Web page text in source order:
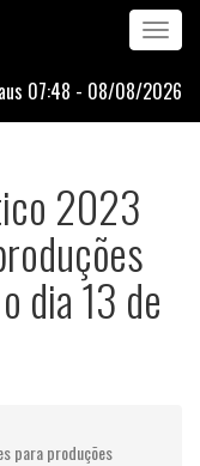
Toggle
navigation
07:48 - 08/08/2026
2023
dia 13 de
para produções